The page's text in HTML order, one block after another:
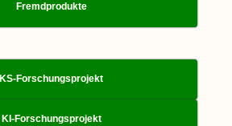
Fremdprodukte
KS-Forschungsprojekt
KI-Forschungsprojekt